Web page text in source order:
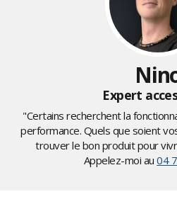
Expert
"Certains recherchent la
performance. Quels que soient
trouver le bon produit pour
Appelez-moi au04